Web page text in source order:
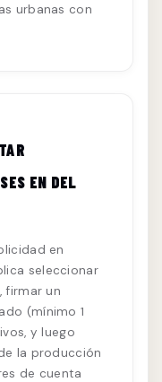
urbanas con
EN DEL
en
seleccionar
firmar un
(mínimo 1
y luego
la producción
de cuenta